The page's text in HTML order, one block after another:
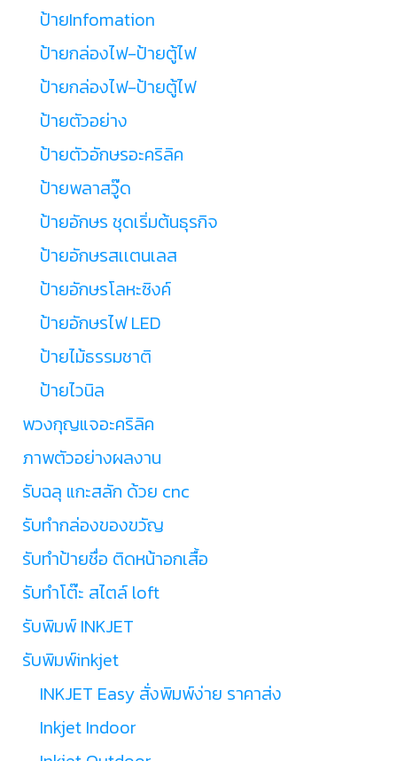
ป้ายInfomation
ป้ายกล่องไฟ-ป้ายตู้ไฟ
ป้ายกล่องไฟ-ป้ายตู้ไฟ
ป้ายตัวอย่าง
ป้ายตัวอักษรอะคริลิค
ป้ายพลาสวู๊ด
ป้ายอักษร ชุดเริ่มต้นธุรกิจ
ป้ายอักษรสเเตนเลส
ป้ายอักษรโลหะซิงค์
ป้ายอักษรไฟ LED
ป้ายไม้ธรรมชาติ
ป้ายไวนิล
พวงกุญแจอะคริลิค
ภาพตัวอย่างผลงาน
รับฉลุ แกะสลัก ด้วย cnc
รับทำกล่องของขวัญ
รับทำป้ายชื่อ ติดหน้าอกเสื้อ
รับทำโต๊ะ สไตล์ loft
รับพิมพ์ INKJET
รับพิมพ์inkjet
INKJET Easy สั่งพิมพ์ง่าย ราคาส่ง
Inkjet Indoor